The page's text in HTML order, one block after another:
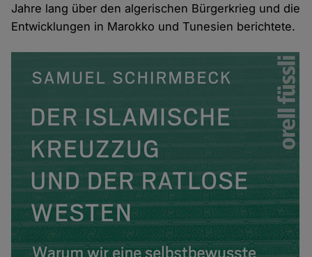
Jahre lang über den algerischen Bürgerkrieg und die
Entwicklungen in Marokko und Tunesien berichtete.